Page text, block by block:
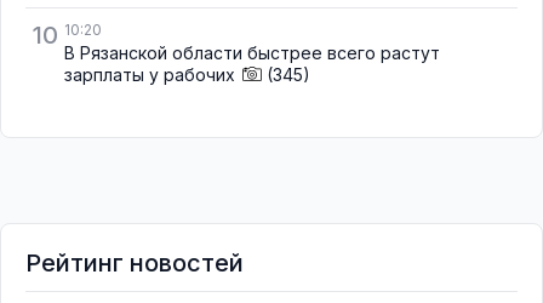
10 10:20
В Рязанской области быстрее всего растут
зарплаты у рабочих
(345)
Рейтинг новостей